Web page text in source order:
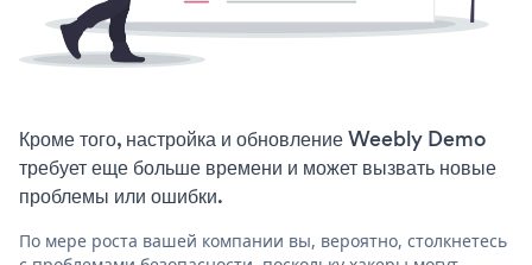
Кроме того, настройка и обновление Weebly Demo
требует еще больше времени и может вызвать новые
проблемы или ошибки.
По мере роста вашей компании вы, вероятно, столкнетесь